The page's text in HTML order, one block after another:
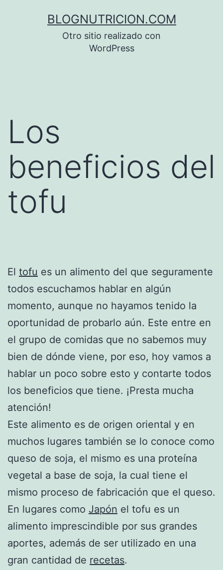
BLOGNUTRICION.COM
Otro sitio realizado con
WordPress
Los
beneficios del
tofu
El tofu es un alimento del que seguramente
todos escuchamos hablar en algún
momento, aunque no hayamos tenido la
oportunidad de probarlo aún. Este entre en
el grupo de comidas que no sabemos muy
bien de dónde viene, por eso, hoy vamos a
hablar un poco sobre esto y contarte todos
los beneficios que tiene. ¡Presta mucha
atención!
Este alimento es de origen oriental y en
muchos lugares también se lo conoce como
queso de soja, el mismo es una proteína
vegetal a base de soja, la cual tiene el
mismo proceso de fabricación que el queso.
En lugares como Japón el tofu es un
alimento imprescindible por sus grandes
aportes, además de ser utilizado en una
gran cantidad de recetas.